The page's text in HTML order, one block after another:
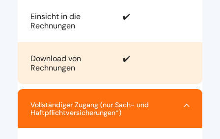
Einsicht in die
Rechnungen
✔️
Download von
Rechnungen
✔️
Vollständiger Zugang (nur Sach- und
Haftpflichtversicherungen*)